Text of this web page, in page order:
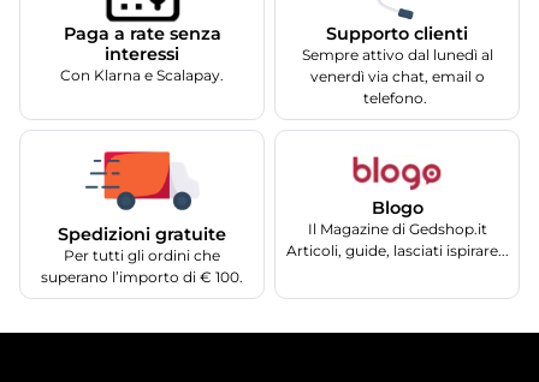
Paga a rate senza
interessi
Con Klarna e Scalapay.
Supporto clienti
Sempre attivo dal lunedì al
venerdì via chat, email o
telefono.
Spedizioni gratuite
Per tutti gli ordini che
superano l’importo di € 100.
Blogo
Il Magazine di Gedshop.it
Articoli, guide, lasciati ispirare...